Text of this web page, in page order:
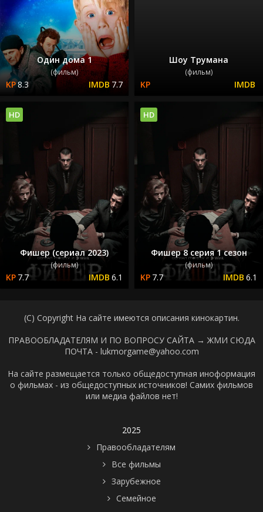
Один дома 1
(фильм)
8.3 7.7
Шоу Трумана
(фильм)
Фишер (сериал 2023)
(фильм)
7.7 6.1
HD
Фишер 8 серия 1 сезон
(фильм)
7.7 6.1
HD
(C) Copyright На сайте имеются описания кинокартин.
ПРАВООБЛАДАТЕЛЯМ И ПО ВОПРОСУ САЙТА → ЖМИ СЮДА
ПОЧТА - lukmorgame@yahoo.com
На сайте размещается только общедоступная иноформация
о фильмах - из общедоступных источников! Самих фильмов
или медиа файлов нет!
2025
Правообладателям
Все фильмы
Зарубежное
Семейное